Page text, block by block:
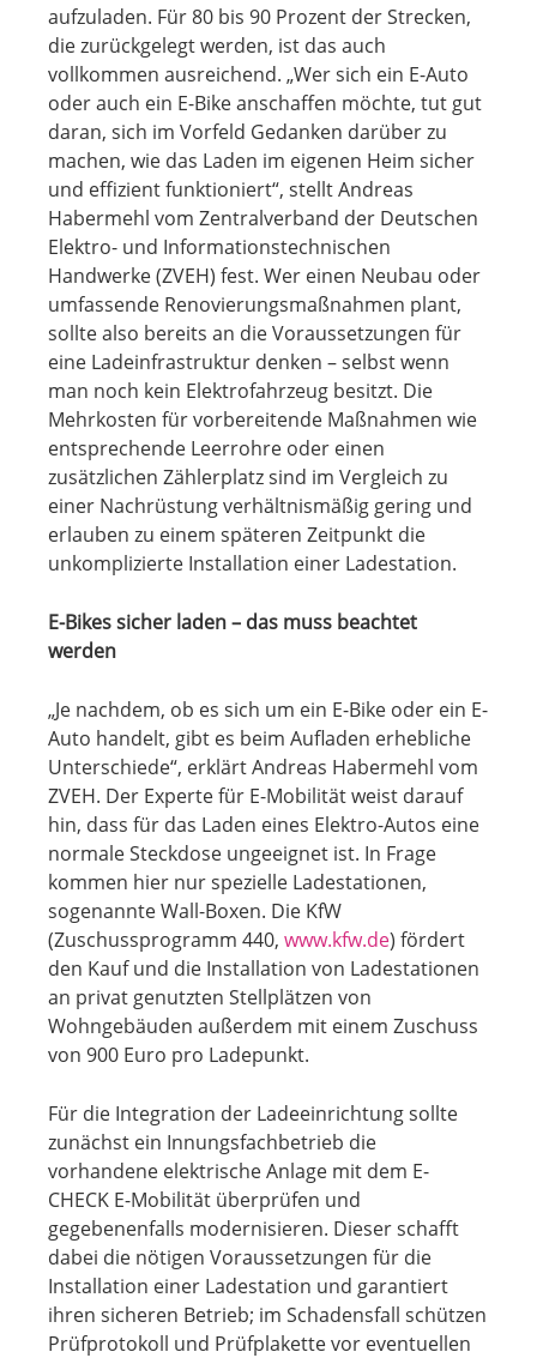
aufzuladen. Für 80 bis 90 Prozent der Strecken,
die zurückgelegt werden, ist das auch
vollkommen ausreichend. „Wer sich ein E-Auto
oder auch ein E-Bike anschaffen möchte, tut gut
daran, sich im Vorfeld Gedanken darüber zu
machen, wie das Laden im eigenen Heim sicher
und effizient funktioniert“, stellt Andreas
Habermehl vom Zentralverband der Deutschen
Elektro- und Informationstechnischen
Handwerke (ZVEH) fest. Wer einen Neubau oder
umfassende Renovierungsmaßnahmen plant,
sollte also bereits an die Voraussetzungen für
eine Ladeinfrastruktur denken – selbst wenn
man noch kein Elektrofahrzeug besitzt. Die
Mehrkosten für vorbereitende Maßnahmen wie
entsprechende Leerrohre oder einen
zusätzlichen Zählerplatz sind im Vergleich zu
einer Nachrüstung verhältnismäßig gering und
erlauben zu einem späteren Zeitpunkt die
unkomplizierte Installation einer Ladestation.
E-Bikes sicher laden – das muss beachtet
werden
„Je nachdem, ob es sich um ein E-Bike oder ein E-
Auto handelt, gibt es beim Aufladen erhebliche
Unterschiede“, erklärt Andreas Habermehl vom
ZVEH. Der Experte für E-Mobilität weist darauf
hin, dass für das Laden eines Elektro-Autos eine
normale Steckdose ungeeignet ist. In Frage
kommen hier nur spezielle Ladestationen,
sogenannte Wall-Boxen. Die KfW
(Zuschussprogramm 440, www.kfw.de) fördert
den Kauf und die Installation von Ladestationen
an privat genutzten Stellplätzen von
Wohngebäuden außerdem mit einem Zuschuss
von 900 Euro pro Ladepunkt.
Für die Integration der Ladeeinrichtung sollte
zunächst ein Innungsfachbetrieb die
vorhandene elektrische Anlage mit dem E-
CHECK E-Mobilität überprüfen und
gegebenenfalls modernisieren. Dieser schafft
dabei die nötigen Voraussetzungen für die
Installation einer Ladestation und garantiert
ihren sicheren Betrieb; im Schadensfall schützen
Prüfprotokoll und Prüfplakette vor eventuellen